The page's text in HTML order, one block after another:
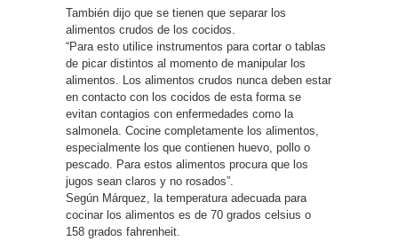
También dijo que se tienen que separar los
alimentos crudos de los cocidos.
“Para esto utilice instrumentos para cortar o tablas
de picar distintos al momento de manipular los
alimentos. Los alimentos crudos nunca deben estar
en contacto con los cocidos de esta forma se
evitan contagios con enfermedades como la
salmonela. Cocine completamente los alimentos,
especialmente los que contienen huevo, pollo o
pescado. Para estos alimentos procura que los
jugos sean claros y no rosados”.
Según Márquez, la temperatura adecuada para
cocinar los alimentos es de 70 grados celsius o
158 grados fahrenheit.